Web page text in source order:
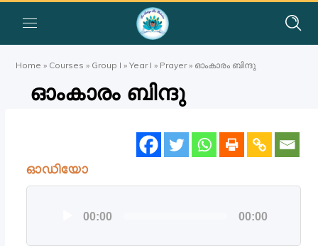
Home » Courses » Group I »Year I » Prayer» ഓംകാരം ബിന്ദു
ഓംകാരം ബിന്ദു
ഓഡിയോ
ഓഡിയോ
00:00 00:00